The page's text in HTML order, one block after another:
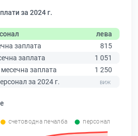
за 2024 г.
лева
заплата
815
заплата
1 051
заплата
1 250
за 2024 г.
счетоводна печалба персонал